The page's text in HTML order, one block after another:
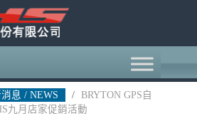
息 / NEWS /
BRYTON GPS自
九月店家促銷活動